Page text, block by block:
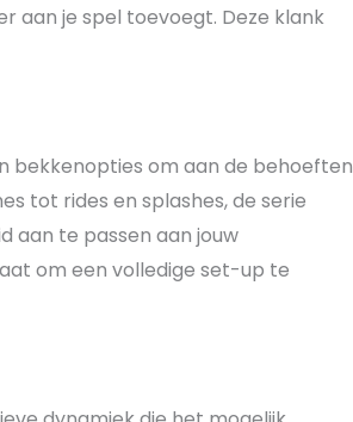
aan je spel toevoegt. Deze klank
bekkenopties om aan de behoeften
tot rides en splashes, de serie
aan te passen aan jouw
om een volledige set-up te